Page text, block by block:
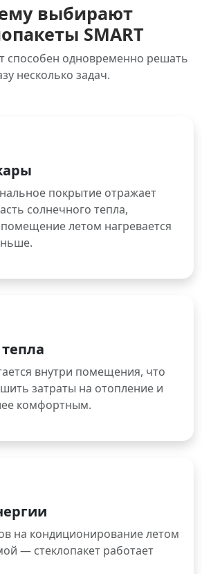
выбирают
SMART
способен одновременно решать
несколько задач.
покрытие отражает
солнечного тепла,
летом нагревается
внутри помещения, что
затраты на отопление и
комфортным.
на кондиционирование летом
— стеклопакет работает